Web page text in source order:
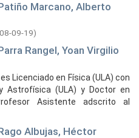
Marcano, Alberto
09-19)
Rangel, Yoan Virgilio
Licenciado en Física (ULA) con
Astrofísica (ULA) y Doctor en
Asistente adscrito al
Albujas, Héctor